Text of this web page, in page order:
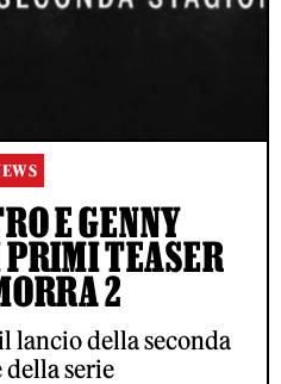
E GENNY
PRIMI TEASER
2
lancio della seconda
della serie